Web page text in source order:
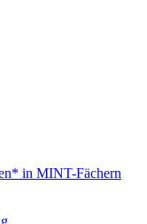
in MINT-Fächern